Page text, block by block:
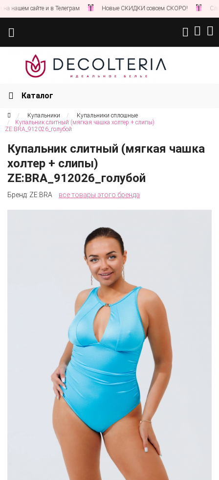
сайте и в Телеграм Новые СКИДКИ совсем СКОРО!
Каталог
Купальники
Купальники сплошные
Купальник слитный (мягкая чашка холтер + слипы)
ZE:BRA_912026_голубой
Купальник слитный (мягкая чашка
холтер + слипы)
ZE:BRA_912026_голубой
Бренд: ZE:BRA все товары этого бренда